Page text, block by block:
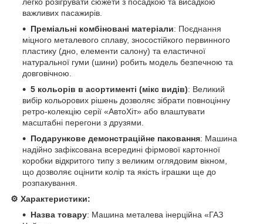
важливих пасажирів.
Преміальні комбіновані матеріали: Поєднання
міцного металевого сплаву, зносостійкого первинного
пластику (дно, елементи салону) та еластичної
натуральної гуми (шини) робить модель безпечною та
довговічною.
5 кольорів в асортименті (мікс видів): Великий
вибір кольорових рішень дозволяє зібрати повноцінну
ретро-колекцію серії «АвтоХіт» або влаштувати
масштабні перегони з друзями.
Подарункове демонстраційне паковання: Машина
надійно зафіксована всередині фірмової картонної
коробки відкритого типу з великим оглядовим вікном,
що дозволяє оцінити колір та якість іграшки ще до
розпакування.
⚙️ Характеристики:
Назва товару: Машина металева інерційна «ГАЗ